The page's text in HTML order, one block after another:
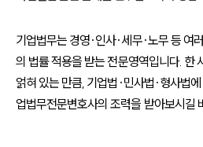
기업법무는 경영·인사·세무·노무 등 여
의 법률 적용을 받는 전문영역입니다. 한
얽혀 있는 만큼, 기업법·민사법·형사법
업법무전문변호사의 조력을 받아보시길